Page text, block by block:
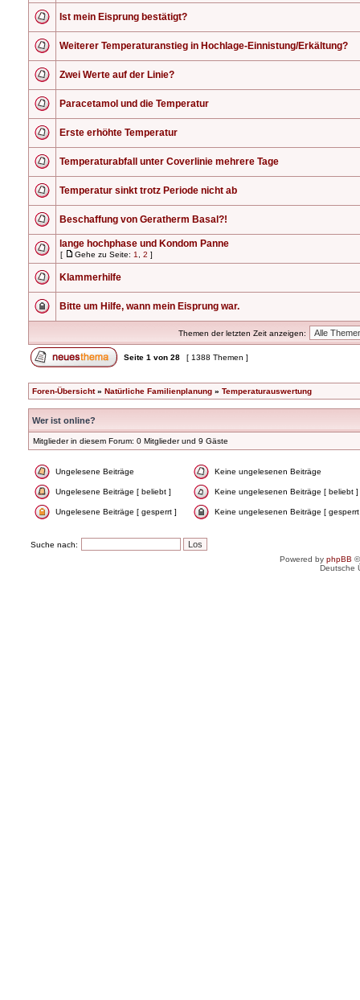
Ist mein Eisprung bestätigt?
Weiterer Temperaturanstieg in Hochlage-Einnistung/Erkältung?
Zwei Werte auf der Linie?
Paracetamol und die Temperatur
Erste erhöhte Temperatur
Temperaturabfall unter Coverlinie mehrere Tage
Temperatur sinkt trotz Periode nicht ab
Beschaffung von Geratherm Basal?!
lange hochphase und Kondom Panne
[ Gehe zu Seite: 1 2 ]
Klammerhilfe
Bitte um Hilfe, wann mein Eisprung war.
Themen der letzten Zeit anzeigen:
Seite 1 von 28 [ 1388 Themen ]
Foren-Übersicht» Natürliche Familienplanung » Temperaturauswertung
Wer ist online?
Mitglieder in diesem Forum: 0 Mitglieder und 9 Gäste
Ungelesene Beiträge Keine ungelesenen Beiträge
Ungelesene Beiträge [ beliebt ] Keine ungelesenen Beiträge [ beliebt ]
Ungelesene Beiträge [ gesperrt ] Keine ungelesenen Beiträge [
Suche nach:
Powered by phpBB
Deutsche